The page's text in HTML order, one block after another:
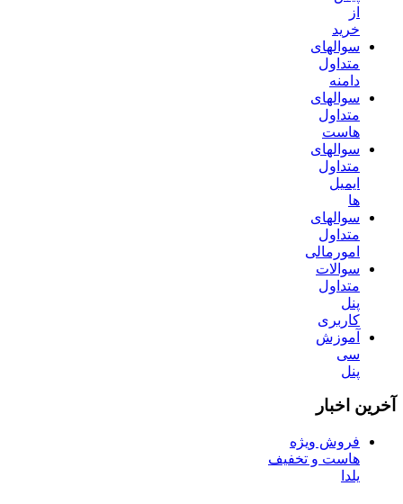
از
خرید
سوالهای
متداول
دامنه
سوالهای
متداول
هاست
سوالهای
متداول
ایمیل
ها
سوالهای
متداول
امورمالی
سوالات
متداول
پنل
کاربری
آموزش
سی
پنل
آخرین اخبار
فروش ویژه
هاست و تخفیف
یلدا